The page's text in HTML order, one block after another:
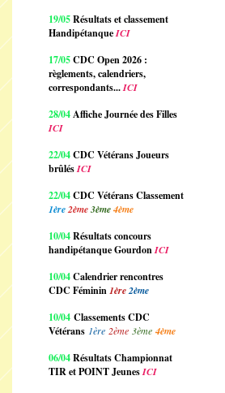
19/05Résultats et classement
HandipétanqueICI
17/05CDC Open 2026 :
règlements, calendriers,
correspondants...ICI
28/04Affiche Journée des Filles
ICI
22/04CDC Vétérans Joueurs
brûlésICI
22/04CDC Vétérans Classement
1ère2ème3ème4ème
10/04Résultats concours
handipétanque GourdonICI
10/04Calendrier rencontres
CDC Féminin1ère2ème
10/04 Classements CDC
Vétérans 1ère 2ème 3ème 4ème
06/04Résultats Championnat
TIR et POINT JeunesICI